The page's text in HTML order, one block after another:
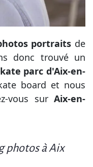
portraits de
donc trouvé un
parc d'Aix-en-
board et nous
vous sur Aix-en-
photos à Aix